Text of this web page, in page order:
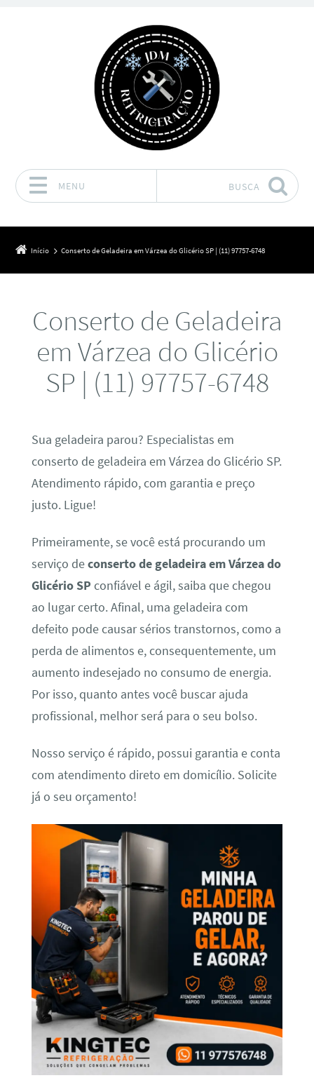
MENU BUSCA
Início Conserto de Geladeira em Várzea do Glicério SP | (11) 97757-6748
Conserto de Geladeira
em Várzea do Glicério
SP | (11) 97757-6748
Sua geladeira parou? Especialistas em
conserto de geladeira em Várzea do Glicério SP.
Atendimento rápido, com garantia e preço
justo. Ligue!
Primeiramente, se você está procurando um
serviço deconserto de geladeira em Várzea do
Glicério SP confiável e ágil, saiba que chegou
ao lugar certo. Afinal, uma geladeira com
defeito pode causar sérios transtornos, como a
perda de alimentos e, consequentemente, um
aumento indesejado no consumo de energia.
Por isso, quanto antes você buscar ajuda
profissional, melhor será para o seu bolso.
Nosso serviço é rápido, possui garantia e conta
com atendimento direto em domicílio. Solicite
já o seu orçamento!